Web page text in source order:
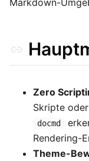
Markdown-
Zero
Skripte
docmd
Rendering-
Theme-